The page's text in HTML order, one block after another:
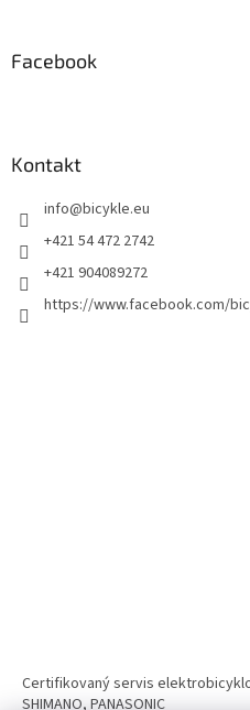
Facebook
Kontakt
info@bicykle.eu
+421 54 472 2742
+421 904089272
https://www.facebook.com/
Certifikovaný servis
SHIMANO, PANASONIC